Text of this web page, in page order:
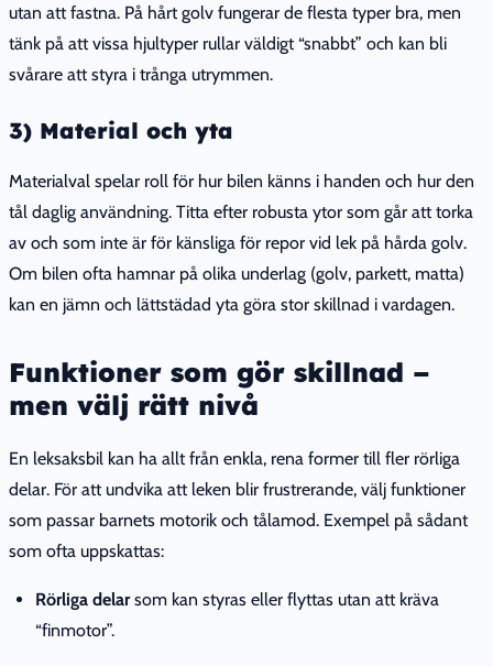
utan att fastna. På hårt golv fungerar de flesta typer bra, men
tänk på att vissa hjultyper rullar väldigt “snabbt” och kan bli
svårare att styra i trånga utrymmen.
3) Material och yta
Materialval spelar roll för hur bilen känns i handen och hur den
tål daglig användning. Titta efter robusta ytor som går att torka
av och som inte är för känsliga för repor vid lek på hårda golv.
Om bilen ofta hamnar på olika underlag (golv, parkett, matta)
kan en jämn och lättstädad yta göra stor skillnad i vardagen.
Funktioner som gör skillnad –
men välj rätt nivå
En leksaksbil kan ha allt från enkla, rena former till fler rörliga
delar. För att undvika att leken blir frustrerande, välj funktioner
som passar barnets motorik och tålamod. Exempel på sådant
som ofta uppskattas:
Rörliga delarsom kan styras eller flyttas utan att kräva
“finmotor”.